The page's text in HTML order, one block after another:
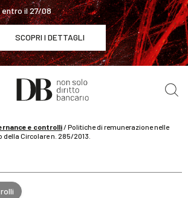
il 27/08
SCOPRI I DETTAGLI
/ 17 settembre
dell’Intelligenza Artificiale
e controlli/Politiche di remunerazione nelle
Circolare n. 285/2013.